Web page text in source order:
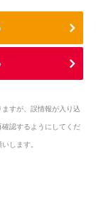
すが、誤情報が入り込
認するようにしてくだ
します。